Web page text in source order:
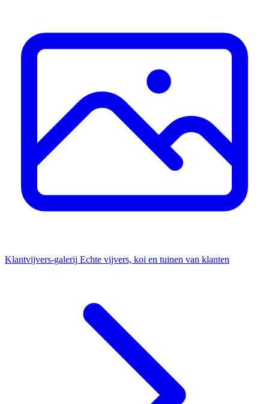
Klantvijvers-galerij Echte vijvers, koi en tuinen van klanten